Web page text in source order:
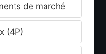
de marché
(4P)